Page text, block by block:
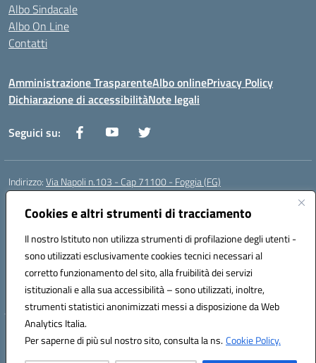
Cookies e altri strumenti di tracciamento
Il nostro Istituto non utilizza strumenti di profilazione degli utenti -
sono utilizzati esclusivamente cookies tecnici necessari al
corretto funzionamento del sito, alla fruibilità dei servizi
istituzionali e alla sua accessibilità – sono utilizzati, inoltre,
strumenti statistici anonimizzati messi a disposizione da Web
Analytics Italia.
Per saperne di più sul nostro sito, consulta la ns.Cookie Policy.
Albo Sindacale
Albo On Line
Contatti
Amministrazione TrasparenteAlbo onlinePrivacy Policy
Dichiarazione di accessibilitàNote legali
Seguici su:
Indirizzo:Via Napoli n.103 - Cap 71100 - Foggia (FG)
Centralino:
Posta elettronica certificata (PEC):fgis00800v@pec.istruzione.it
Codice fiscale: 80003280718
Codice meccanografico:FGIS00800V
Codice Indice delle Pubbliche Amministrazioni (IPA): istsc_fgis00800v
Codice unico di fatturazione (CUF): SOLVP8
Hosting & Powered by 3D Solution S.r.l.
Concept & Design by Designers Italia